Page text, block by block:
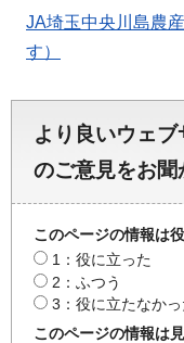
JA埼玉中央川島農
す）
より良いウェ
のご意見をお
このページの情報は
1：役に立った
2：ふつう
3：役に立たなかっ
このページの情報は